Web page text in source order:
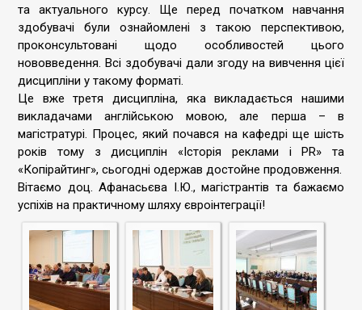
та актуального курсу. Ще перед початком навчання
здобувачі були ознайомлені з такою перспективою,
проконсультовані щодо особливостей цього
нововведення. Всі здобувачі дали згоду на вивчення цієї
дисципліни у такому форматі.
Це вже третя дисципліна, яка викладається нашими
викладачами англійською мовою, але перша – в
магістратурі. Процес, який почався на кафедрі ще шість
років тому з дисциплін «Історія реклами і PR» та
«Копірайтинг», сьогодні одержав достойне продовження.
Вітаємо доц. Афанасьєва І.Ю., магістрантів та бажаємо
успіхів на практичному шляху євроінтеграції!